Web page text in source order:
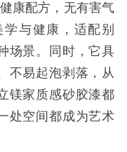
康配方，无有害气
与健康，适配别
场景。同时，它具
不易起泡剥落，从
镁家质感砂胶漆都
处空间都成为艺术